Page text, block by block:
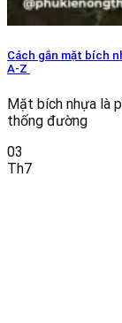
Cách gắn mặt bích
A-Z
Mặt bích nhựa là
thống đường
03
Th7